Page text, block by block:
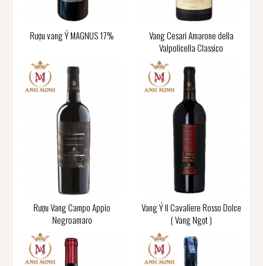
Rượu vang Ý MAGNUS 17%
Vang Cesari Amarone della
Valpolicella Classico
Rượu Vang Campo Appio
Negroamaro
Vang Ý Il Cavaliere Rosso Dolce
( Vang Ngọt )